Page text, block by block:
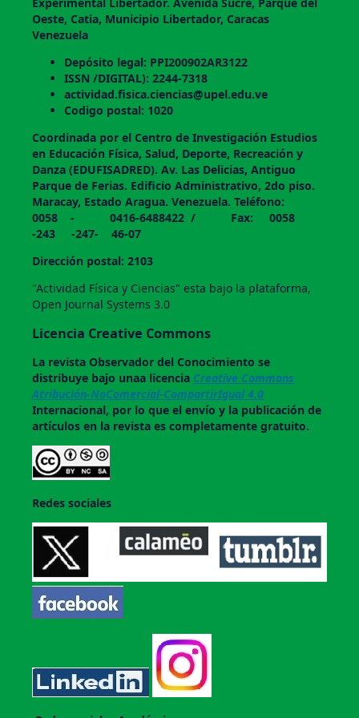
Oeste, Catia, Municipio Libertador, Caracas
Venezuela
Depósito legal: PPI200902AR3122
ISSN /DIGITAL): 2244-7318
actividad.fisica.ciencias@upel.edu.ve
Codigo postal: 1020
Coordinada por el Centro de Investigación Estudios
en Educación Física, Salud, Deporte, Recreación y
Danza (EDUFISADRED). Av. Las Delicias, Antiguo
Parque de Ferias. Edificio Administrativo, 2do piso.
Maracay, Estado Aragua. Venezuela. Teléfono:
0058 - 0416-6488422 / Fax: 0058
-243 -247- 46-07
Dirección postal: 2103
"Actividad Física y Ciencias" esta bajo la plataforma,
Open Journal Systems 3.0
Licencia Creative Commons
La revistaObservador del Conocimiento se
distribuye bajo unaa licencia Creative Commons
Atribución-NoComercial-CompartirIgual 4.0
Internacional, por lo que el envío y la publicación de
artículos en la revista es completamente gratuito.
Redes sociales